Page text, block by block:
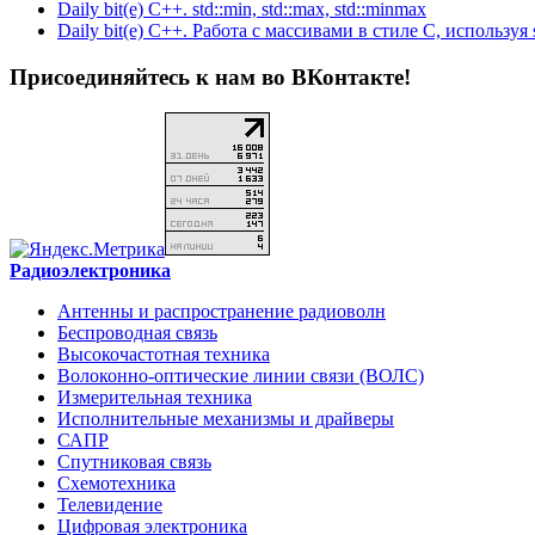
Daily bit(e) C++. std::min, std::max, std::minmax
Daily bit(e) C++. Работа с массивами в стиле C, используя
Присоединяйтесь к нам во ВКонтакте!
Радиоэлектроника
Антенны и распространение радиоволн
Беспроводная связь
Высокочастотная техника
Волоконно-оптические линии связи (ВОЛС)
Измерительная техника
Исполнительные механизмы и драйверы
САПР
Спутниковая связь
Схемотехника
Телевидение
Цифровая электроника